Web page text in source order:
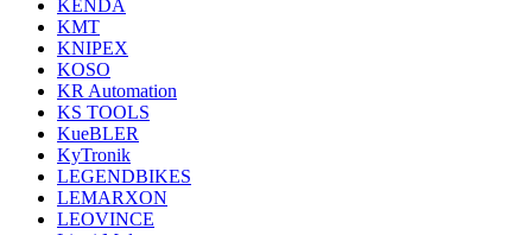
KENDA
KMT
KNIPEX
KOSO
KR Automation
KS TOOLS
KueBLER
KyTronik
LEGENDBIKES
LEMARXON
LEOVINCE